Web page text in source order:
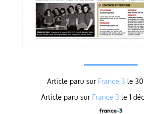
Article paru sur France 3 le
Article paru sur France 3 le 1